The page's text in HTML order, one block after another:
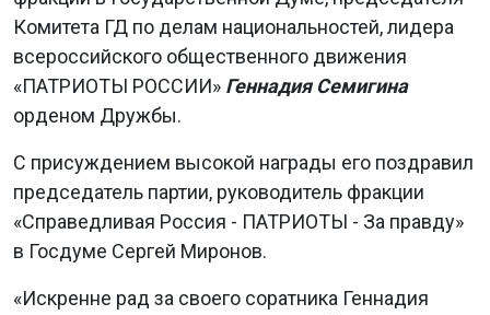
Комитета ГД по делам национальностей, лидера
всероссийского общественного движения
«ПАТРИОТЫ РОССИИ» Геннадия Семигина
орденом Дружбы.
С присуждением высокой награды его поздравил
председатель партии, руководитель фракции
«Справедливая Россия - ПАТРИОТЫ - За правду»
в Госдуме Сергей Миронов.
«Искренне рад за своего соратника Геннадия